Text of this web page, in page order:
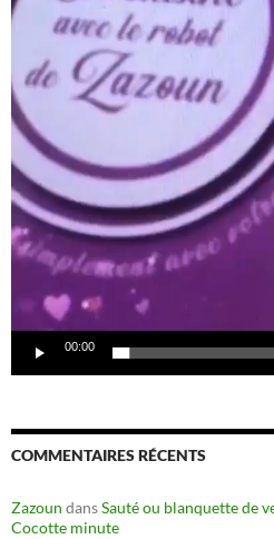
00:00
COMMENTAIRES RÉCENTS
Zazoun dansSauté ou blanquette de
Cocotte minute